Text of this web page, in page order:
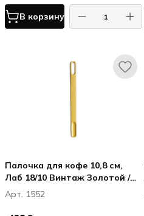
В корзину
Палочка для кофе 10,8 см,
Лаб 18/10 Винтаж Золотой /
Lab 18/10 Vintage Gold
Арт. 1552